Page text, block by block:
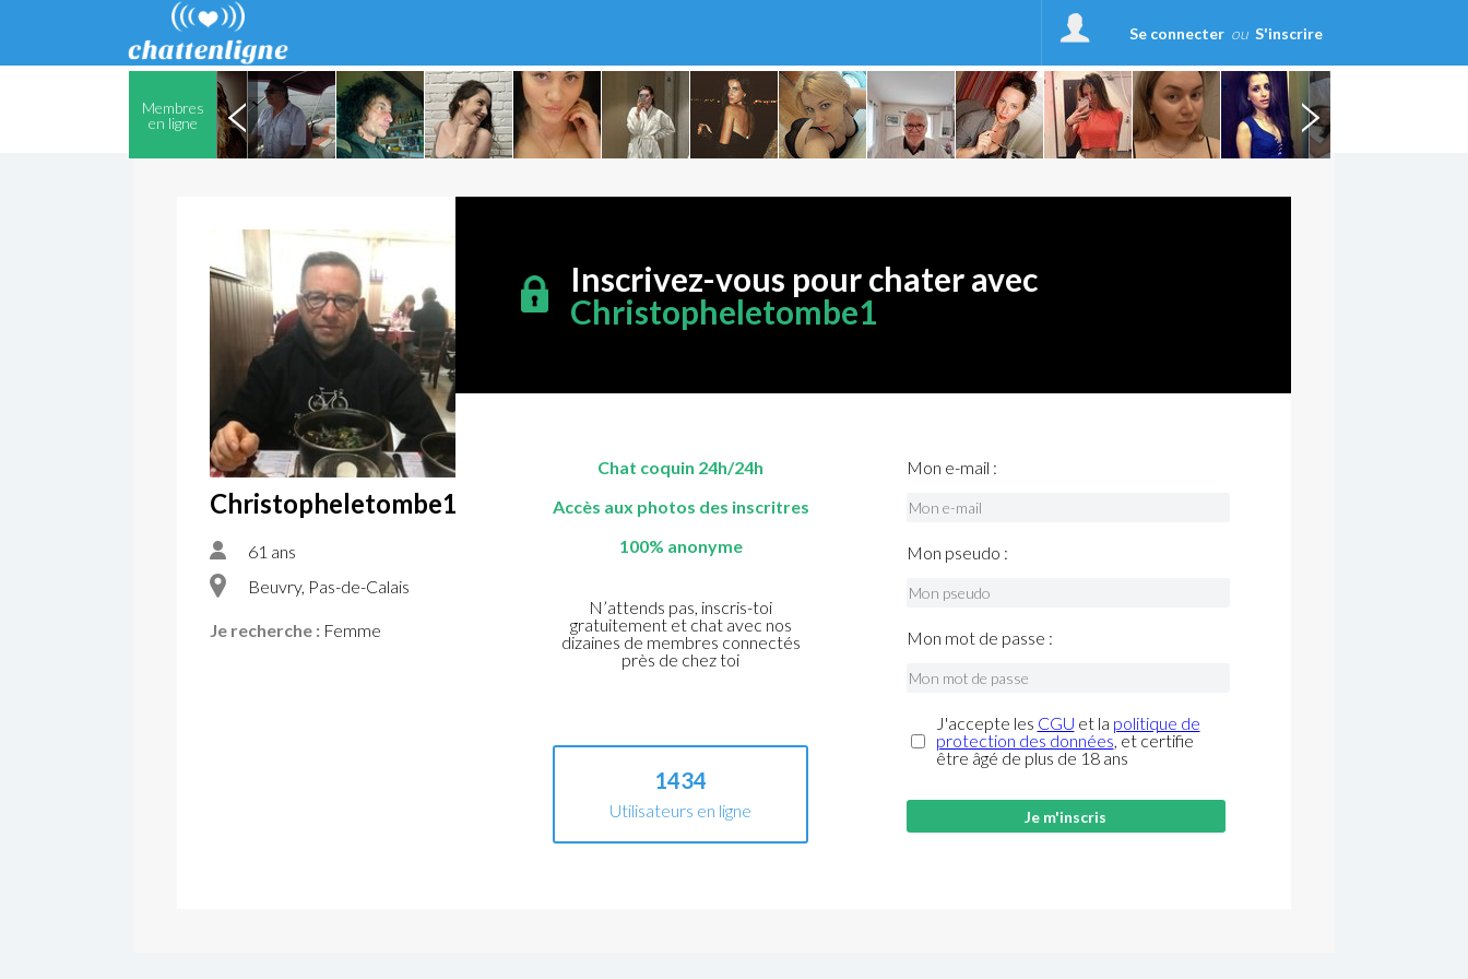
Se connecter ou S'inscrire
Membres
en ligne
Christopheletombe1
61 ans
Beuvry, Pas-de-Calais
Je recherche : Femme
Inscrivez-vous pour chater avec
Christopheletombe1
Chat coquin 24h/24h
Accès aux photos des inscritres
100% anonyme
N’attends pas, inscris-toi
gratuitement et chat avec nos
dizaines de membres connectés
près de chez toi
1434
Utilisateurs en ligne
Mon e-mail :
Mon pseudo :
Mon mot de passe :
J'accepte les CGU et la politique de
protection des données, et certifie
être âgé de plus de 18 ans